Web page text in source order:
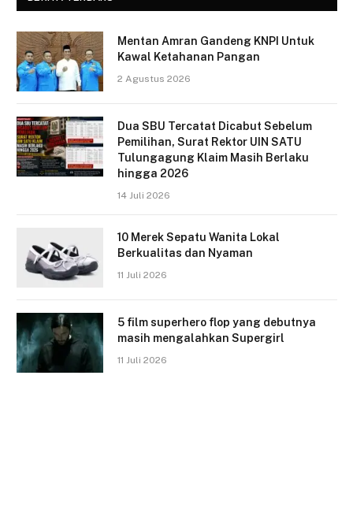
Mentan Amran Gandeng KNPI Untuk
Kawal Ketahanan Pangan
2 Agustus 2026
Dua SBU Tercatat Dicabut Sebelum
Pemilihan, Surat Rektor UIN SATU
Tulungagung Klaim Masih Berlaku
hingga 2026
14 Juli 2026
10 Merek Sepatu Wanita Lokal
Berkualitas dan Nyaman
11 Juli 2026
5 film superhero flop yang debutnya
masih mengalahkan Supergirl
11 Juli 2026